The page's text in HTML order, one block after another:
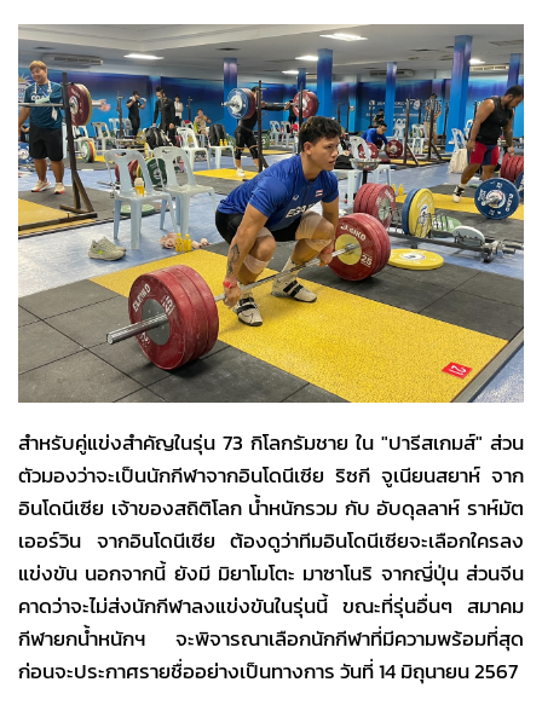
สำหรับคู่แข่งสำคัญในรุ่น 73 กิโลกรัมชาย ใน "ปารีสเกมส์" ส่วน
ตัวมองว่าจะเป็นนักกีฬาจากอินโดนีเซีย ริซกี จูเนียนสยาห์ จาก
อินโดนีเซีย เจ้าของสถิติโลก น้ำหนักรวม กับ อับดุลลาห์ ราห์มัต
เออร์วิน จากอินโดนีเซีย ต้องดูว่าทีมอินโดนีเซียจะเลือกใครลง
แข่งขัน นอกจากนี้ ยังมี มิยาโมโตะ มาซาโนริ จากญี่ปุ่น ส่วนจีน
คาดว่าจะไม่ส่งนักกีฬาลงแข่งขันในรุ่นนี้ ขณะที่รุ่นอื่นๆ สมาคม
กีฬายกน้ำหนักฯ จะพิจารณาเลือกนักกีฬาที่มีความพร้อมที่สุด
ก่อนจะประกาศรายชื่ออย่างเป็นทางการ วันที่ 14 มิถุนายน 2567